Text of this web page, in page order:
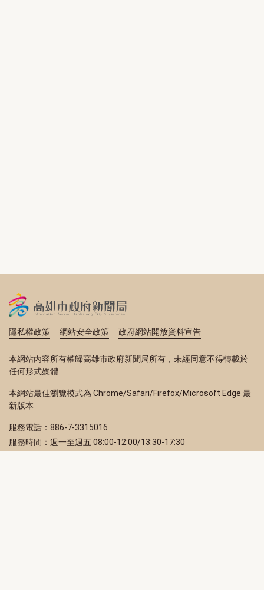
隱私權政策 網站安全政策 政府網站開放資料宣告
本網站內容所有權歸高雄市政府新聞局所有，未經同意不得轉載於
任何形式媒體
本網站最佳瀏覽模式為 Chrome/Safari/Firefox/Microsoft Edge 最
新版本
服務電話：886-7-3315016
服務時間：週一至週五 08:00-12:00/13:30-17:30